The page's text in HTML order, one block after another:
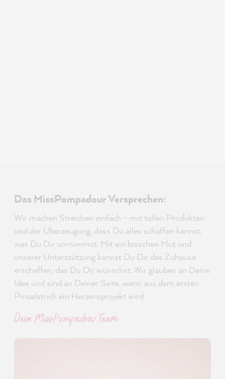
Das MissPompadour Versprechen:
Wir machen Streichen einfach – mit tollen Produkten
und der Überzeugung, dass Du alles schaffen kannst,
was Du Dir vornimmst. Mit ein bisschen Mut und
unserer Unterstützung kannst Du Dir das Zuhause
erschaffen, das Du Dir wünschst. Wir glauben an Deine
Idee und sind an Deiner Seite, wenn aus dem ersten
Pinselstrich ein Herzensprojekt wird.
Dein MissPompadour Team